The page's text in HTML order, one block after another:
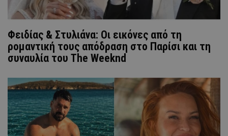
Φειδίας & Στυλιάνα: Οι εικόνες από τη
ρομαντική τους απόδραση στο Παρίσι και τη
συναυλία του The Weeknd